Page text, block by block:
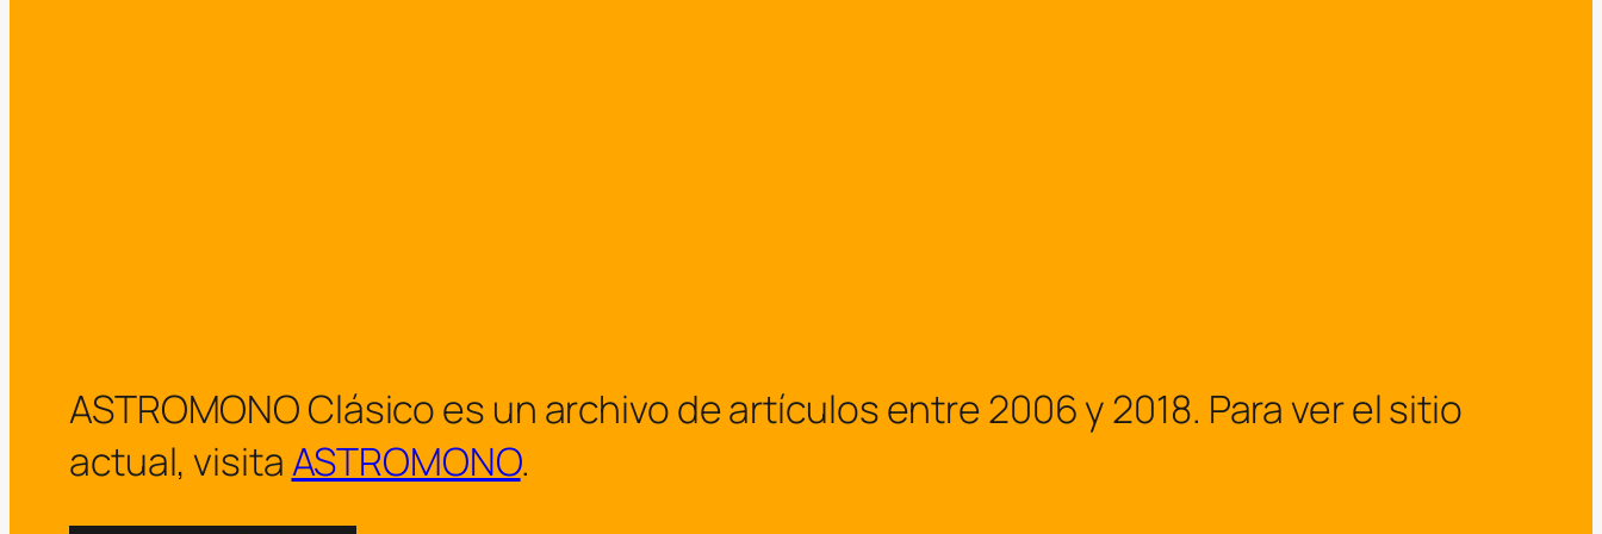
ASTROMONO Clásico es un archivo de artículos entre 2006 y 2018. Para ver el sitio
actual, visitaASTROMONO.